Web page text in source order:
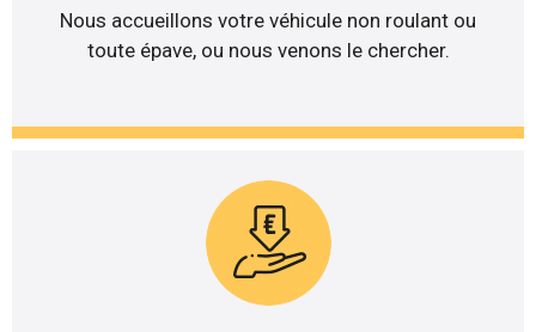
Nous accueillons votre véhicule non roulant ou
toute épave, ou nous venons le chercher.